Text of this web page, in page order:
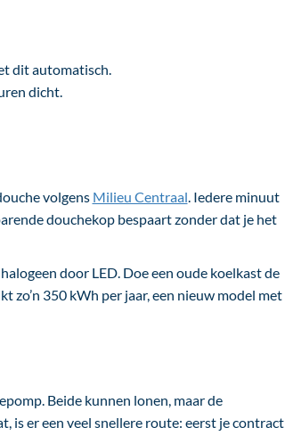
dit automatisch.
dicht.
volgens Milieu Centraal. Iedere minuut
douchekop bespaart zonder dat je het
door LED. Doe een oude koelkast de
350 kWh per jaar, een nieuw model met
Beide kunnen lonen, maar de
is er een veel snellere route: eerst je contract